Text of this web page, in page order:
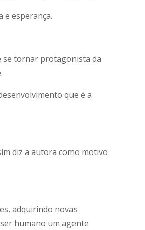
e esperança.
se tornar protagonista da
que é a
diz a autora como motivo
adquirindo novas
humano um agente